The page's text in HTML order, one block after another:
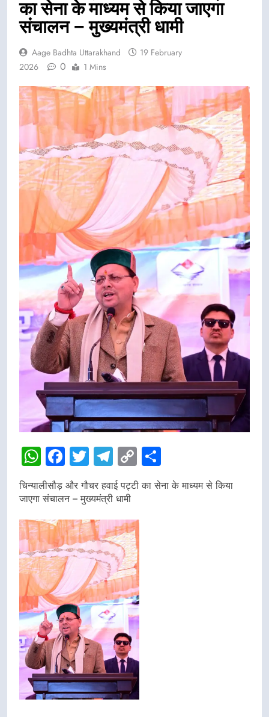
का सेना के माध्यम से किया जाएगा
संचालन – मुख्यमंत्री धामी
Aage Badhta Uttarakhand
19 February
2026
0 1 Mins
WhatsApp
Facebook
Twitter
Telegram
Copy
Link
चिन्यालीसौड़ और गौचर हवाई पट्टी का सेना के माध्यम से किया
जाएगा संचालन – मुख्यमंत्री धामी